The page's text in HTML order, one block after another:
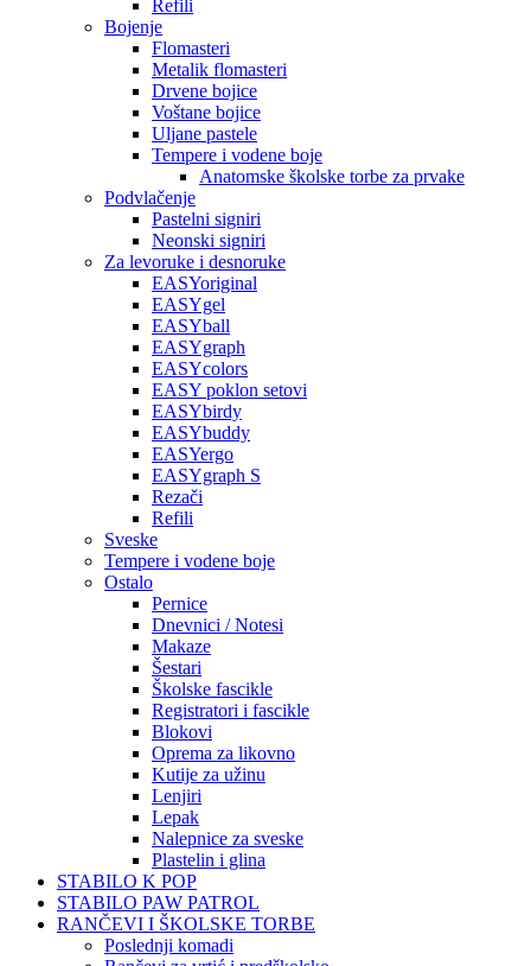
Refili
Bojenje
Flomasteri
Metalik flomasteri
Drvene bojice
Voštane bojice
Uljane pastele
Tempere i vodene boje
Anatomske školske torbe za prvake
Podvlačenje
Pastelni signiri
Neonski signiri
Za levoruke i desnoruke
EASYoriginal
EASYgel
EASYball
EASYgraph
EASYcolors
EASY poklon setovi
EASYbirdy
EASYbuddy
EASYergo
EASYgraph S
Rezači
Refili
Sveske
Tempere i vodene boje
Ostalo
Pernice
Dnevnici / Notesi
Makaze
Šestari
Školske fascikle
Registratori i fascikle
Blokovi
Oprema za likovno
Kutije za užinu
Lenjiri
Lepak
Nalepnice za sveske
Plastelin i glina
STABILO K POP
STABILO PAW PATROL
RANČEVI I ŠKOLSKE TORBE
Poslednji komadi